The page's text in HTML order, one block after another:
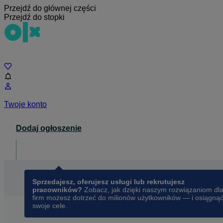
Przejdź do głównej części
Przejdź do stopki
Twoje konto
Dodaj ogłoszenie
Sprzedajesz, oferujesz usługi lub rekrutujesz
pracowników? Zobacz, jak dzięki naszym rozwiązaniom dla
firm możesz dotrzeć do milionów użytkowników — i osiągnąć
swoje cele.